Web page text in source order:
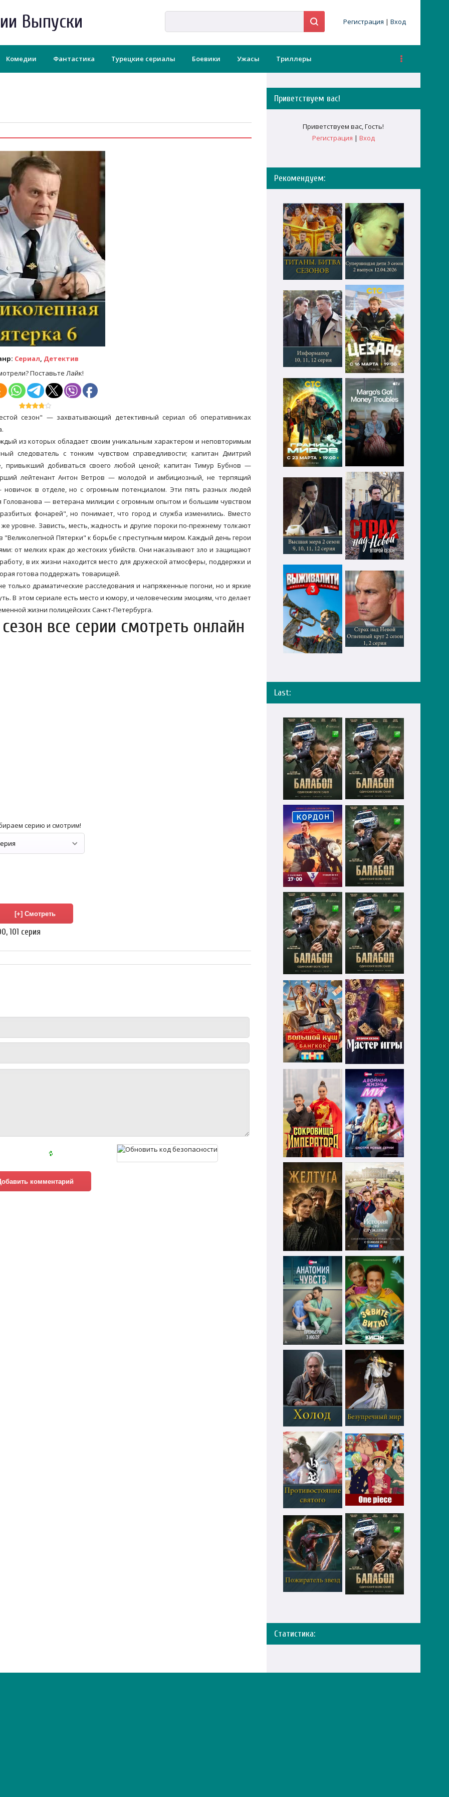
Выпуски Регистрация | Вход
Комедии Фантастика Турецкие сериалы Боевики Ужасы Триллеры
Сериал, Детектив
Поставьте Лайк!
сезон" — захватывающий детективный сериал об оперативниках
из которых обладает своим уникальным характером и неповторимым
следователь с тонким чувством справедливости; капитан Дмитрий
добиваться своего любой ценой; капитан Тимур Бубнов —
лейтенант Антон Ветров — молодой и амбициозный, не терпящий
в отделе, но с огромным потенциалом. Эти пять разных людей
— ветерана милиции с огромным опытом и большим чувством
фонарей", но понимает, что город и служба изменились. Вместо
уровне. Зависть, месть, жадность и другие пороки по-прежнему толкают
"Великолепной Пятерки" к борьбе с преступным миром. Каждый день герои
от мелких краж до жестоких убийств. Они наказывают зло и защищают
в их жизни находится место для дружеской атмосферы, поддержки и
готова поддержать товарищей.
драматические расследования и напряженные погони, но и яркие
В этом сериале есть место и юмору, и человеческим эмоциям, что делает
жизни полицейских Санкт-Петербурга.
все серии смотреть онлайн
серию и смотрим!
101 серия
Приветствуем вас!
Приветствуем вас,Гость!
Регистрация | Вход
Рекомендуем:
Last:
Статистика: